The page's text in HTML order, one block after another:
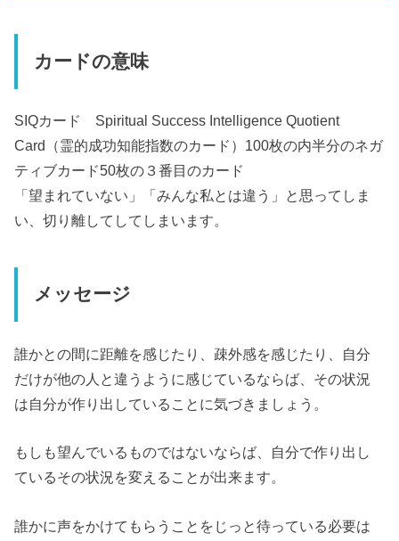
カードの意味
SIQカード Spiritual Success Intelligence Quotient
Card（霊的成功知能指数のカード）100枚の内半分のネガ
ティブカード50枚の３番目のカード
「望まれていない」「みんな私とは違う」と思ってしま
い、切り離してしてしまいます。
メッセージ
誰かとの間に距離を感じたり、疎外感を感じたり、自分
だけが他の人と違うように感じているならば、その状況
は自分が作り出していることに気づきましょう。
もしも望んでいるものではないならば、自分で作り出し
ているその状況を変えることが出来ます。
誰かに声をかけてもらうことをじっと待っている必要は